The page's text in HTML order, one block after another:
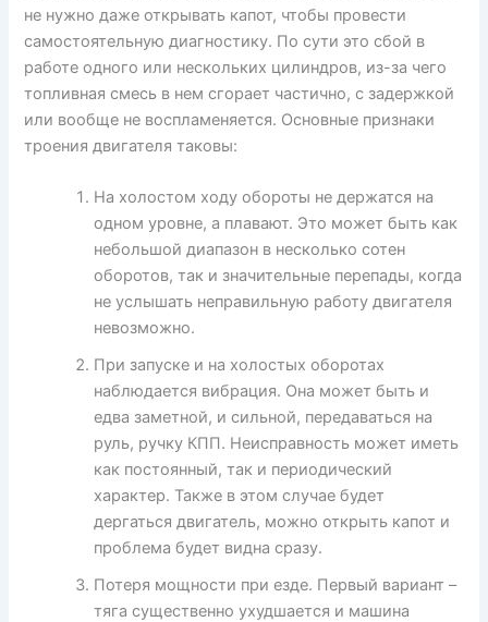
не нужно даже открывать капот, чтобы провести
самостоятельную диагностику. По сути это сбой в
работе одного или нескольких цилиндров, из-за чего
топливная смесь в нем сгорает частично, с задержкой
или вообще не воспламеняется. Основные признаки
троения двигателя таковы:
На холостом ходу обороты не держатся на
одном уровне, а плавают. Это может быть как
небольшой диапазон в несколько сотен
оборотов, так и значительные перепады, когда
не услышать неправильную работу двигателя
невозможно.
При запуске и на холостых оборотах
наблюдается вибрация. Она может быть и
едва заметной, и сильной, передаваться на
руль, ручку КПП. Неисправность может иметь
как постоянный, так и периодический
характер. Также в этом случае будет
дергаться двигатель, можно открыть капот и
проблема будет видна сразу.
Потеря мощности при езде. Первый вариант –
тяга существенно ухудшается и машина